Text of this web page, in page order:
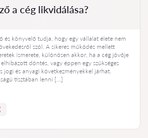
a cég likvidálása?
és könyvelő tudja, hogy egy vállalat élete nem
szól. A sikeres működés mellett
ismerete, különösen akkor, ha a cég jövője
döntés, vagy éppen egy szükséges
jogi és anyagi következményekkel járhat.
tisztában lenni […]